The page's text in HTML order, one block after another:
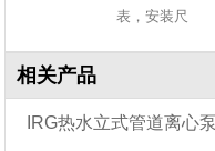
表，安装尺
相关产品
IRG热水立式管道离心泵